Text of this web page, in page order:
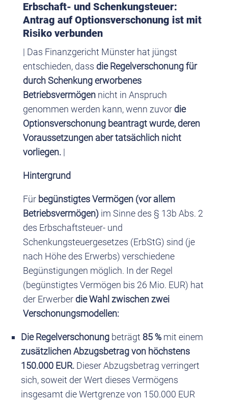
Erbschaft- und Schenkungsteuer:
Antrag auf Optionsverschonung ist mit
Risiko verbunden
| Das Finanzgericht Münster hat jüngst
entschieden, dass die Regelverschonung für
durch Schenkung erworbenes
Betriebsvermögen nicht in Anspruch
genommen werden kann, wenn zuvor die
Optionsverschonung beantragt wurde, deren
Voraussetzungen aber tatsächlich nicht
vorliegen.|
Hintergrund
Für begünstigtes Vermögen (vor allem
Betriebsvermögen)im Sinne des § 13b Abs. 2
des Erbschaftsteuer- und
Schenkungsteuergesetzes (ErbStG) sind (je
nach Höhe des Erwerbs) verschiedene
Begünstigungen möglich. In der Regel
(begünstigtes Vermögen bis 26 Mio. EUR) hat
der Erwerber die Wahl zwischen zwei
Verschonungsmodellen:
Die Regelverschonung beträgt 85 %mit einem
zusätzlichen Abzugsbetrag von höchstens
150.000 EUR. Dieser Abzugsbetrag verringert
sich, soweit der Wert dieses Vermögens
insgesamt die Wertgrenze von 150.000 EUR